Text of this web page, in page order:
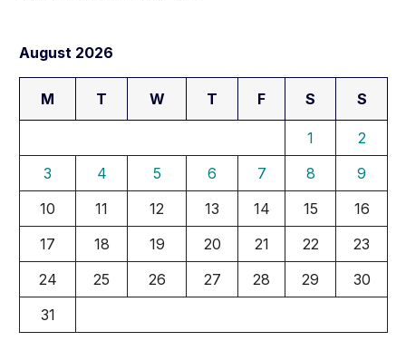
August 2026
M T W T F S S
1
2
3
4 5 6 7 8
9
10
11 12 13 14 15
16
17
18 19 20 21 22
23
24
25 26 27 28 29
30
31